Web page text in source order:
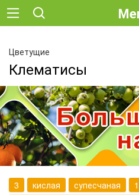
Цветущие
Клематисы
3 кислая супесчаная